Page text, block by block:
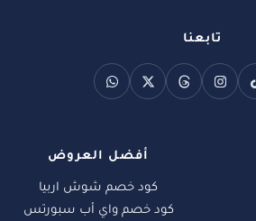
تابعنا
أفضل العروض
كود خصم شوش اربيا
كود خصم واي أب سبورتس